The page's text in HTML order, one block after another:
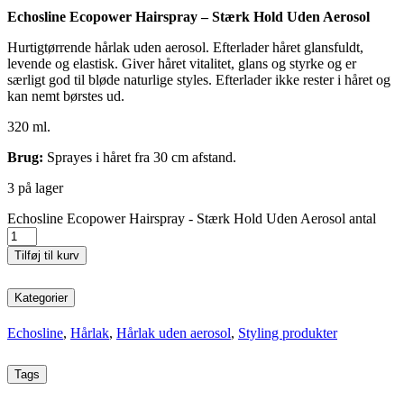
Echosline Ecopower Hairspray – Stærk Hold Uden Aerosol
Hurtigtørrende hårlak uden aerosol. Efterlader håret glansfuldt,
levende og elastisk. Giver håret vitalitet, glans og styrke og er
særligt god til bløde naturlige styles. Efterlader ikke rester i håret og
kan nemt børstes ud.
320 ml.
Brug: Sprayes i håret fra 30 cm afstand.
3 på lager
Echosline Ecopower Hairspray - Stærk Hold Uden Aerosol antal
Tilføj til kurv
Kategorier
Echosline, Hårlak, Hårlak uden aerosol, Styling produkter
Tags